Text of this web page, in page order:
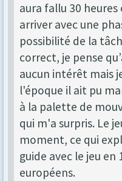
aura fallu 30
arriver avec une
possibilité de la
correct, je pense
aucun intérêt mais
l'époque il ait pu
à la palette de
qui m'a surpris. Le
moment, ce qui
guide avec le jeu
européens.